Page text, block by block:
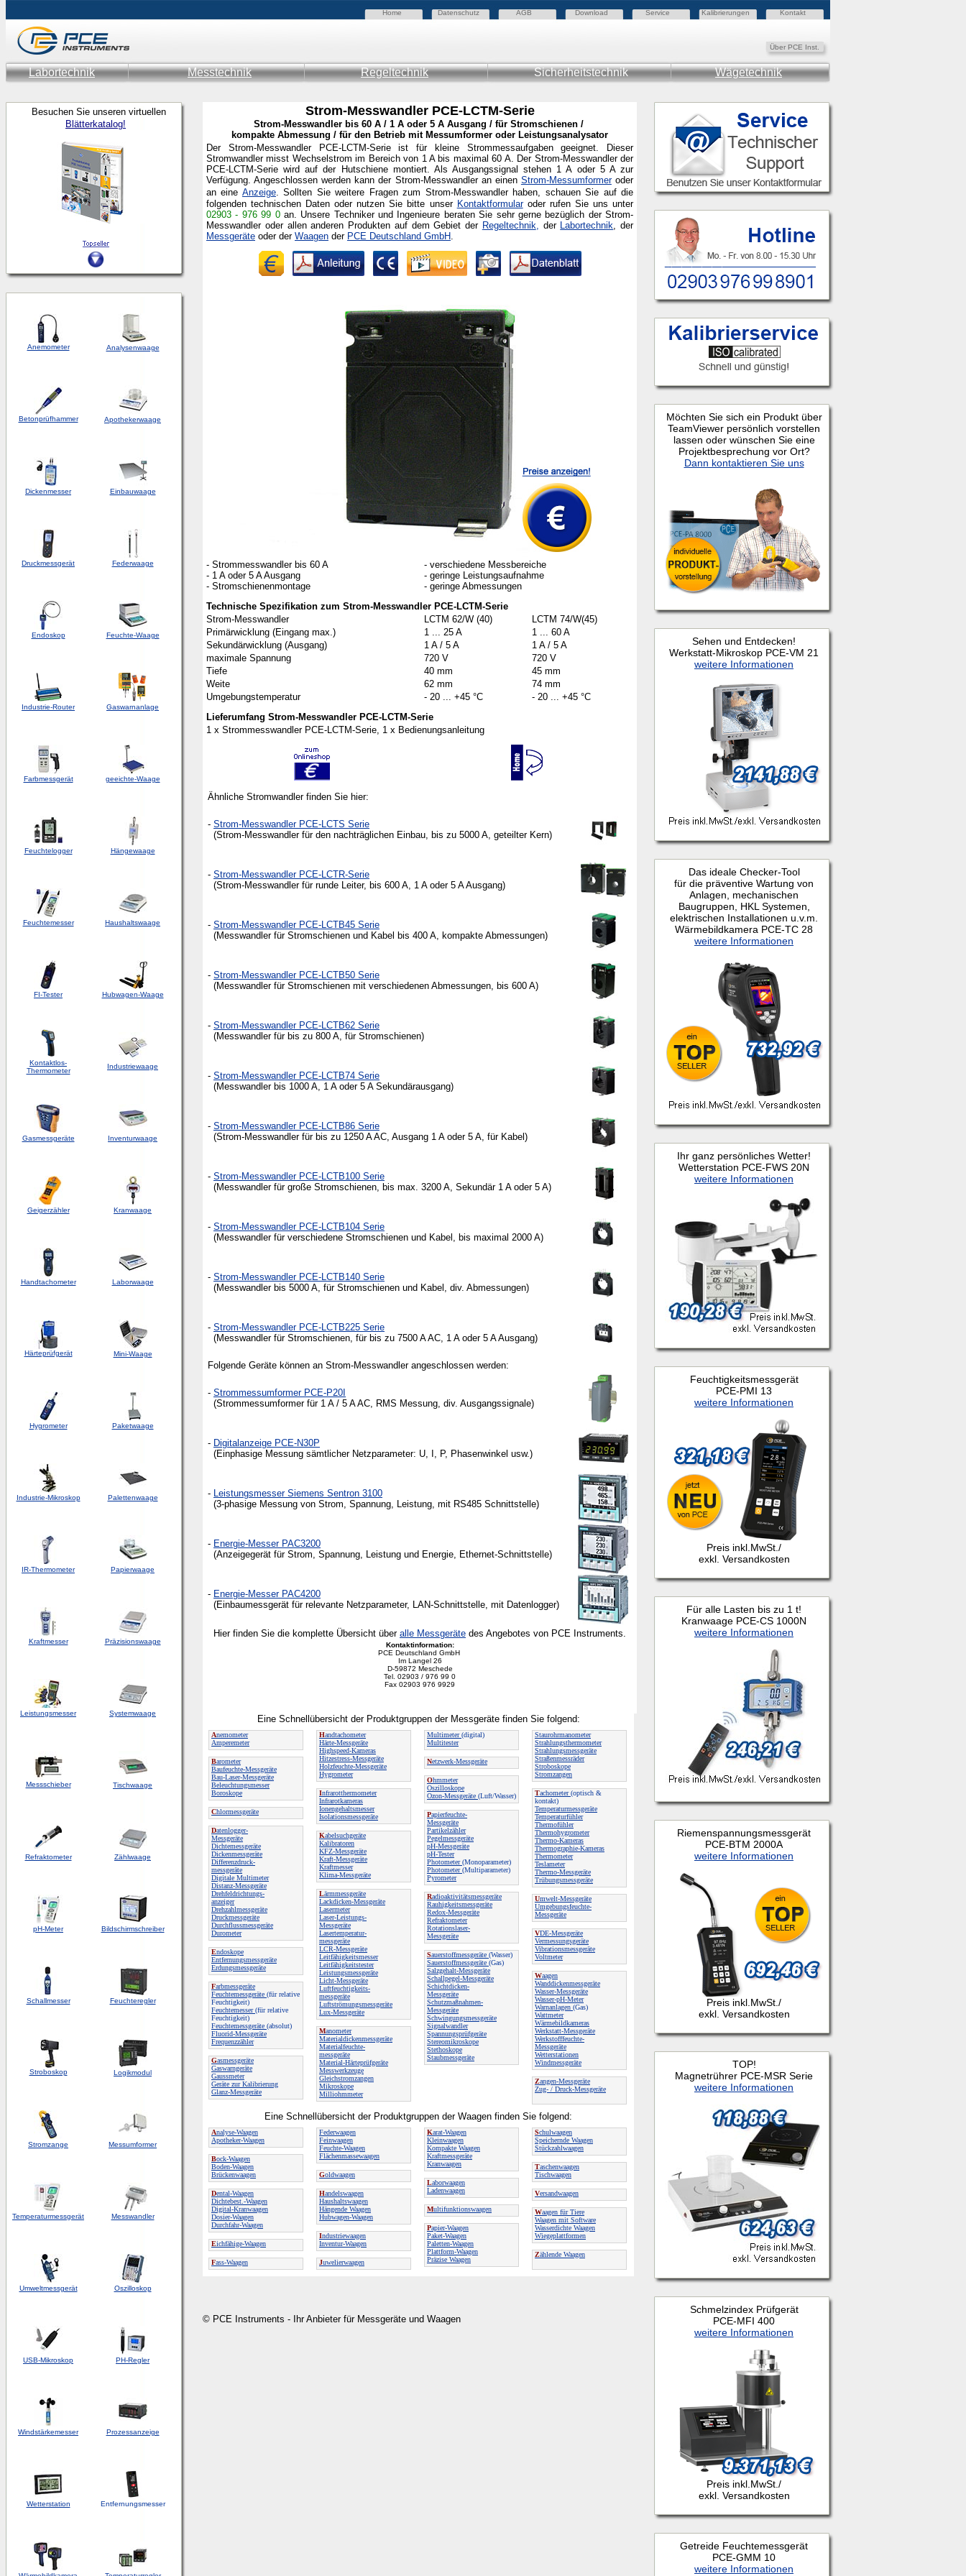
Home Datenschutz AGB Download Service Kalibrierungen Kontakt
Über PCE Inst.
Labortechnik Messtechnik Regeltechnik Sicherheitstechnik Wägetechnik
Besuchen Sie unseren virtuellen
Blätterkatalog!
Anemometer Analysenwaage
Betonprüfhammer Apothekerwaage
Dickenmesser Einbauwaage
Druckmessgerät Federwaage
Endoskop Feuchte-Waage
Industrie-Router Gaswarnanlage
Farbmessgerät geeichte-Waage
Feuchtelogger Hängewaage
Feuchtemesser Haushaltswaage
FI-Tester Hubwagen-Waage
Kontaktlos-
Thermometer
Industriewaage
Gasmessgeräte Inventurwaage
Geigerzähler Kranwaage
Handtachometer Laborwaage
Härteprüfgerät Mini-Waage
Hygrometer Paketwaage
Industrie-Mikroskop Palettenwaage
IR-Thermometer Papierwaage
Kraftmesser Präzisionswaage
Leistungsmesser Systemwaage
Messschieber Tischwaage
Refraktometer Zählwaage
pH-Meter Bildschirmschreiber
Schallmesser Feuchteregler
Stroboskop Logikmodul
Stromzange Messumformer
Temperaturmessgerät Messwandler
Umweltmessgerät Oszilloskop
USB-Mikroskop PH-Regler
Windstärkemesser Prozessanzeige
Wetterstation Entfernungsmesser
Strom-Messwandler PCE-LCTM-Serie
Strom-Messwandler bis 60 A / 1 A oder 5 A Ausgang / für Stromschienen /
kompakte Abmessung / für den Betrieb mit Messumformer oder Leistungsanalysator
Der Strom-Messwandler PCE-LCTM-Serie ist für kleine Strommessaufgaben geeignet. Dieser
Stromwandler misst Wechselstrom im Bereich von 1 A bis maximal 60 A. Der Strom-Messwandler der
PCE-LCTM-Serie wird auf der Hutschiene montiert. Als Ausgangssignal stehen 1 A oder 5 A zur
Verfügung. Angeschlossen werden kann der Strom-Messwandler an einen Strom-Messumformeroder
an eine Anzeige. Sollten Sie weitere Fragen zum Strom-Messwandler haben, schauen Sie auf die
folgenden technischen Daten odernutzen Sie bitte unser Kontaktformular oder rufen Sie uns unter
02903 - 976 99 0an. Unsere Techniker und Ingenieure beraten Sie sehr gerne bezüglich der Strom-
Messwandleroder allen anderen Produkten auf dem Gebiet der Regeltechnik, der Labortechnik, der
Messgeräte oder der Waagen der PCE Deutschland GmbH.
- Strommesswandler bis 60 A
- 1 A oder 5 A Ausgang
- Stromschienenmontage
- verschiedene Messbereiche
- geringe Leistungsaufnahme
- geringe Abmessungen
Technische Spezifikation zum Strom-Messwandler PCE-LCTM-Serie
Strom-Messwandler
LCTM 62/W (40)
LCTM 74/W(45)
Primärwicklung (Eingang max.)
1 ... 25 A
1 ... 60 A
Sekundärwicklung (Ausgang)
1 A / 5 A
1 A / 5 A
maximale Spannung
720 V
720 V
Tiefe
40 mm
45 mm
Weite
62 mm
74 mm
Umgebungstemperatur
- 20 ... +45 °C
- 20 ... +45 °C
Lieferumfang Strom-Messwandler PCE-LCTM-Serie
1 x Strommesswandler PCE-LCTM-Serie, 1 x Bedienungsanleitung
Ähnliche Stromwandler finden Sie hier:
- Strom-Messwandler PCE-LCTS Serie
(Strom-Messwandler für den nachträglichen Einbau, bis zu 5000 A, geteilter Kern)
- Strom-Messwandler PCE-LCTR-Serie
(Strom-Messwandler für runde Leiter, bis 600 A, 1 A oder 5 A Ausgang)
- Strom-Messwandler PCE-LCTB45 Serie
(Messwandler für Stromschienen und Kabel bis 400 A, kompakte Abmessungen)
- Strom-Messwandler PCE-LCTB50 Serie
(Messwandler für Stromschienen mit verschiedenen Abmessungen, bis 600 A)
- Strom-Messwandler PCE-LCTB62 Serie
(Messwandler für bis zu 800 A, für Stromschienen)
- Strom-Messwandler PCE-LCTB74 Serie
(Messwandler bis 1000 A, 1 A oder 5 A Sekundärausgang)
- Strom-Messwandler PCE-LCTB86 Serie
(Strom-Messwandler für bis zu 1250 A AC, Ausgang 1 A oder 5 A, für Kabel)
- Strom-Messwandler PCE-LCTB100 Serie
(Messwandler für große Stromschienen, bis max. 3200 A, Sekundär 1 A oder 5 A)
- Strom-Messwandler PCE-LCTB104 Serie
(Messwandler für verschiedene Stromschienen und Kabel, bis maximal 2000 A)
- Strom-Messwandler PCE-LCTB140 Serie
(Messwandler bis 5000 A, für Stromschienen und Kabel, div. Abmessungen)
- Strom-Messwandler PCE-LCTB225 Serie
(Messwandler für Stromschienen, für bis zu 7500 A AC, 1 A oder 5 A Ausgang)
Folgende Geräte können an Strom-Messwandler angeschlossen werden:
- Strommessumformer PCE-P20I
(Strommessumformer für 1 A / 5 A AC, RMS Messung, div. Ausgangssignale)
- Digitalanzeige PCE-N30P
(Einphasige Messung sämtlicher Netzparameter: U, I, P, Phasenwinkel usw.)
- Leistungsmesser Siemens Sentron 3100
(3-phasige Messung von Strom, Spannung, Leistung, mit RS485 Schnittstelle)
- Energie-Messer PAC3200
(Anzeigegerät für Strom, Spannung, Leistung und Energie, Ethernet-Schnittstelle)
- Energie-Messer PAC4200
(Einbaumessgerät für relevante Netzparameter, LAN-Schnittstelle, mit Datenlogger)
Hier finden Sie die komplette Übersicht über alle Messgeräte des Angebotes von PCE Instruments.
Kontaktinformation:
PCE Deutschland GmbH
Im Langel 26
D-59872 Meschede
Tel. 02903 / 976 99 0
Fax 02903 976 9929
Eine Schnellübersicht der Produktgruppen der Messgeräte finden Sie folgend:
Anemometer
Amperemeter
Barometer
Baufeuchte-Messgeräte
Bau-Laser-Messgeräte
Beleuchtungsmesser
Boroskope
Chlormessgeräte
Datenlogger-
Messgeräte
Dichtemessgeräte
Dickenmessgeräte
Differenzdruck-
messgeräte
Digitale Multimeter
Distanz-Messgeräte
Drehfeldrichtungs-
anzeiger
Drehzahlmessgeräte
Druckmessgeräte
Durchflussmessgeräte
Durometer
Endoskope
Entfernungsmessgeräte
Erdungsmessgeräte
Farbmessgeräte
Feuchtemessgeräte (für relative
Feuchtigkeit)
Feuchtemesser(für relative
Feuchtigkeit)
Feuchtemessgeräte (absolut)
Fluorid-Messgeräte
Frequenzzähler
Gasmessgeräte
Gaswarngeräte
Gaussmeter
Geräte zur Kalibrierung
Glanz-Messgeräte
Handtachometer
Härte-Messgeräte
Highspeed-Kameras
Hitzestress-Messgeräte
Holzfeuchte-Messgeräte
Hygrometer
Infrarotthermometer
Infrarotkameras
Ionengehaltsmesser
Isolationsmessgeräte
Kabelsuchgeräte
Kalibratoren
KFZ-Messgeräte
Kraft-Messgeräte
Kraftmesser
Klima-Messgeräte
Lärmmessgeräte
Lackdicken-Messgeräte
Lasermeter
Laser-Leistungs-
Messgeräte
Lasertemperatur-
messgeräte
LCR-Messgeräte
Leitfähigkeitsmesser
Leitfähigkeitstester
Leistungsmessgeräte
Licht-Messgeräte
Luftfeuchtigkeits-
messgeräte
Luftströmungsmessgeräte
Lux-Messgeräte
Manometer
Materialdickenmessgeräte
Materialfeuchte-
messgeräte
Material-Härteprüfgeräte
Messwerkzeuge
Gleichstromzangen
Mikroskope
Milliohmmeter
Multimeter(digital)
Multitester
Netzwerk-Messgeräte
Ohmmeter
Oszilloskope
Ozon-Messgeräte (Luft/Wasser)
Papierfeuchte-
Messgeräte
Partikelzähler
Pegelmessgeräte
pH-Messgeräte
pH-Tester
Photometer(Monoparameter)
Photometer(Multiparameter)
Pyrometer
Radioaktivitätsmessgeräte
Rauhigkeitsmessgeräte
Redox-Messgeräte
Refraktometer
Rotationslaser-
Messgeräte
Sauerstoffmessgeräte (Wasser)
Sauerstoffmessgeräte (Gas)
Salzgehalt-Messgeräte
Schallpegel-Messgeräte
Schichtdicken-
Messgeräte
Schutzmaßnahmen-
Messgeräte
Schwingungsmessgeräte
Signalwandler
Spannungsprüfgeräte
Stereomikroskope
Stethoskope
Staubmessgeräte
Staurohrmanometer
Strahlungsthermometer
Strahlungsmessgeräte
Straßenmessräder
Stroboskope
Stromzangen
Tachometer(optisch &
kontakt)
Temperaturmessgeräte
Temperaturfühler
Thermofühler
Thermohygrometer
Thermo-Kameras
Thermographie-Kameras
Thermometer
Teslameter
Thermo-Messgeräte
Trübungsmessgeräte
Umwelt-Messgeräte
Umgebungsfeuchte-
Messgeräte
VDE-Messgeräte
Vermessungsgeräte
Vibrationsmessgeräte
Voltmeter
Waagen
Wanddickenmessgeräte
Wasser-Messgeräte
Wasser-pH-Meter
Warnanlagen (Gas)
Wattmeter
Wärmebildkameras
Werkstatt-Messgeräte
Werkstofffeuchte-
Messgeräte
Wetterstationen
Windmessgeräte
Zangen-Messgeräte
Zug- / Druck-Messgeräte
Eine Schnellübersicht der Produktgruppen der Waagen finden Sie folgend:
Analyse-Waagen
Apotheker-Waagen
Bock-Waagen
Boden-Waagen
Brückenwaagen
Dental-Waagen
Dichtebest.-Waagen
Digital-Kranwaagen
Dosier-Waagen
Durchfahr-Waagen
Eichfähige-Waagen
Fass-Waagen
Federwaagen
Feinwaagen
Feuchte-Waagen
Flächenmassewaagen
Goldwaagen
Handelswaagen
Haushaltswaagen
Hängende Waagen
Hubwagen-Waagen
Industriewaagen
Inventur-Waagen
Juwelierwaagen
Karat-Waagen
Kleinwaagen
Kompakte Waagen
Kraftmessgeräte
Kranwaagen
Laborwaagen
Ladenwaagen
Multifunktionswaagen
Papier-Waagen
Paket-Waagen
Paletten-Waagen
Plattform-Waagen
Präzise Waagen
Schulwaagen
Speichernde Waagen
Stückzahlwaagen
Taschenwaagen
Tischwaagen
Versandwaagen
Waagen für Tiere
Waagen mit Software
Wasserdichte Waagen
Wiegeplattformen
Zählende Waagen
© PCE Instruments - Ihr Anbieter für Messgeräte und Waagen